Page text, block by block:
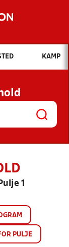
du søge efter?
NYHEDER
OG
KAMP
1
PULJE